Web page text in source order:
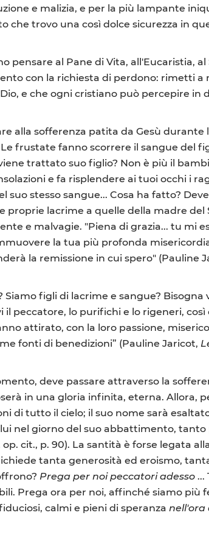
e malizia, e per la più lampante
trovo una così dolce sicurezza in
al Pane di Vita, all'Eucaristia, al
con la richiesta di perdono: rimetti a
e che ogni cristiano può percepire in
alla sofferenza patita da Gesù durante
frustate fanno scorrere il sangue del
trattato suo figlio? Non è più il
e fa risplendere ai tuoi occhi i
stesso sangue... Cosa ha fatto?
proprie lacrime a quelle della madre del
e malvagie. "Piena di grazia... tu mi
la tua più profonda
la remissione in cui spero" (Pauline
figli di lacrime e sangue?
peccatore, lo purifichi e lo rigeneri,
attirato, con la loro passione,
fonti di benedizioni” (Pauline Jaricot,
deve passare attraverso la
in una gloria infinita, eterna. Allora,
di tutto il cielo; il suo nome sarà
nel giorno del suo abbattimento, tanto
op. cit., p. 90). La santità è forse legata
tanta generosità ed eroismo,
Prega per noi peccatori adesso...
Prega ora per noi, affinché siamo più
calmi e pieni di speranza nell'ora